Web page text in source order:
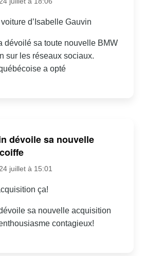
d’Isabelle Gauvin
dévoilé sa toute nouvelle BMW
sur les réseaux sociaux.
a opté
dévoile sa nouvelle
juillet à 15:01
ça!
sa nouvelle acquisition
contagieux!